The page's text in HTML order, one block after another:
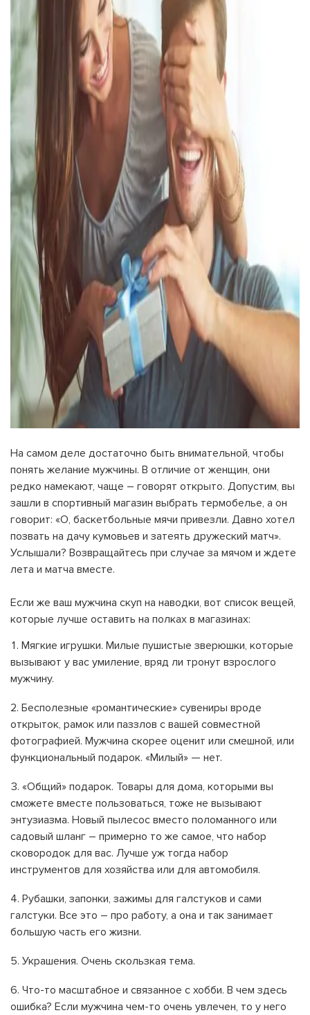
На самом деле достаточно быть внимательной, чтобы
понять желание мужчины. В отличие от женщин, они
редко намекают, чаще – говорят открыто. Допустим, вы
зашли в спортивный магазин выбрать термобелье, а он
говорит: «О, баскетбольные мячи привезли. Давно хотел
позвать на дачу кумовьев и затеять дружеский матч».
Услышали? Возвращайтесь при случае за мячом и ждете
лета и матча вместе.
Если же ваш мужчина скуп на наводки, вот список вещей,
которые лучше оставить на полках в магазинах:
Мягкие игрушки. Милые пушистые зверюшки, которые
вызывают у вас умиление, вряд ли тронут взрослого
мужчину.
Бесполезные «романтические» сувениры вроде
открыток, рамок или паззлов с вашей совместной
фотографией. Мужчина скорее оценит или смешной, или
функциональный подарок. «Милый» — нет.
«Общий» подарок. Товары для дома, которыми вы
сможете вместе пользоваться, тоже не вызывают
энтузиазма. Новый пылесос вместо поломанного или
садовый шланг – примерно то же самое, что набор
сковородок для вас. Лучше уж тогда набор
инструментов для хозяйства или для автомобиля.
Рубашки, запонки, зажимы для галстуков и сами
галстуки. Все это – про работу, а она и так занимает
большую часть его жизни.
Украшения. Очень скользкая тема.
Что-то масштабное и связанное с хобби. В чем здесь
ошибка? Если мужчина чем-то очень увлечен, то у него